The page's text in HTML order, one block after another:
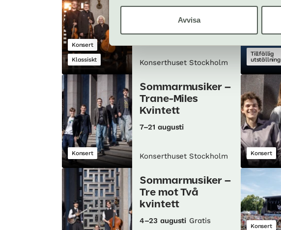
Avvisa
Konsert
Klassiskt
närbild – Den sene
Beethoven
15 februari
Konserthuset Stockholm
Tillfällig
utställning
Konsert
Sommarmusiker –
Trane-Miles
Kvintett
7–21 augusti
Konserthuset Stockholm Konsert
Sommarmusiker –
Tre mot Två
kvintett
4–23 augusti Gratis
Konsert